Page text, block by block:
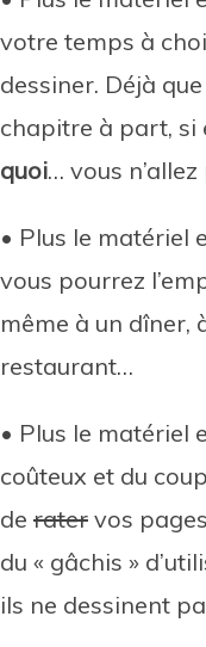
votre temps à
dessiner. Déjà
chapitre à part, si
quoi… vous
• Plus le matériel
vous pourrez
même à un dîner,
restaurant…
• Plus le matériel
coûteux et du
de rater vos
du « gâchis »
ils ne dessinent